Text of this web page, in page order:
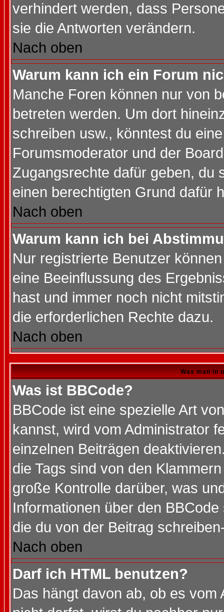
verhindert werden, dass
sie die Antworten verändern.
Nach oben
Warum kann ich ein Forum
Manche Foren können nur von
betreten werden. Um dort
schreiben usw., könntest du
Forumsmoderator und der
Zugangsrechte dafür geben, du
einen berechtigten Grund dafür
Nach oben
Warum kann ich bei
Nur registrierte Benutzer
eine Beeinflussung des
hast und immer noch nicht
die erforderlichen Rechte dazu.
Nach oben
Was man in
Was ist BBCode?
BBCode ist eine spezielle Art
kannst, wird vom Administrator
einzelnen Beiträgen
die Tags sind von den
große Kontrolle darüber, was
Informationen über den
die du von der Beitrag
Nach oben
Darf ich HTML benutzen?
Das hängt davon ab, ob es